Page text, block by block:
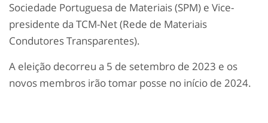
Sociedade Portuguesa de Materiais (SPM) e Vice-
presidente da TCM-Net (Rede de Materiais
Condutores Transparentes).
A eleição decorreu a 5 de setembro de 2023 e os
novos membros irão tomar posse no início de 2024.